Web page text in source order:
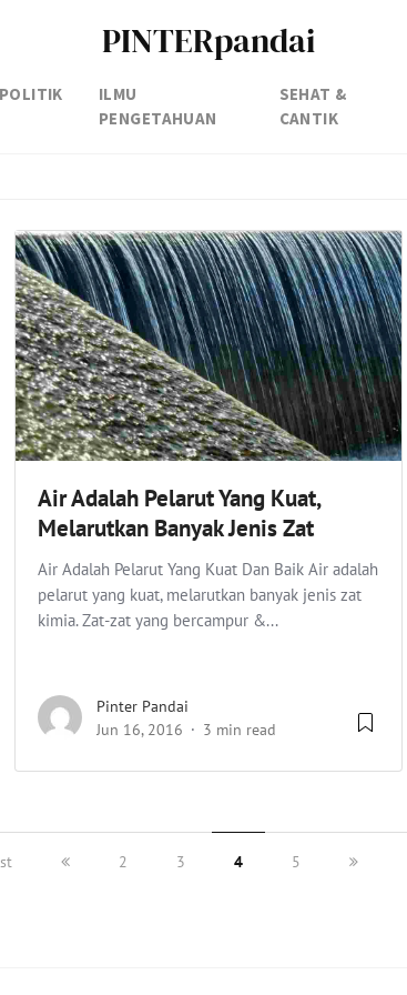
PINTERpandai
POLITIK
ILMU
PENGETAHUAN
SEHAT &
CANTIK
Air Adalah Pelarut Yang Kuat,
Melarutkan Banyak Jenis Zat
Air Adalah Pelarut Yang Kuat Dan Baik Air adalah
pelarut yang kuat, melarutkan banyak jenis zat
kimia. Zat-zat yang bercampur &...
Pinter Pandai
Jun 16, 2016
3 min read
2 3 4 5